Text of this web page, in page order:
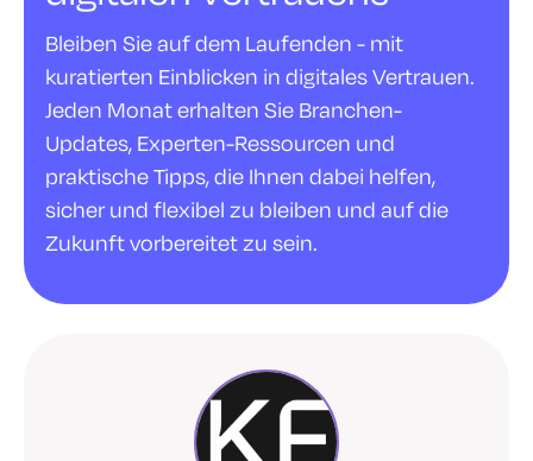
Bleiben Sie auf dem Laufenden - mit
kuratierten Einblicken in digitales Vertrauen.
Jeden Monat erhalten Sie Branchen-
Updates, Experten-Ressourcen und
praktische Tipps, die Ihnen dabei helfen,
sicher und flexibel zu bleiben und auf die
Zukunft vorbereitet zu sein.